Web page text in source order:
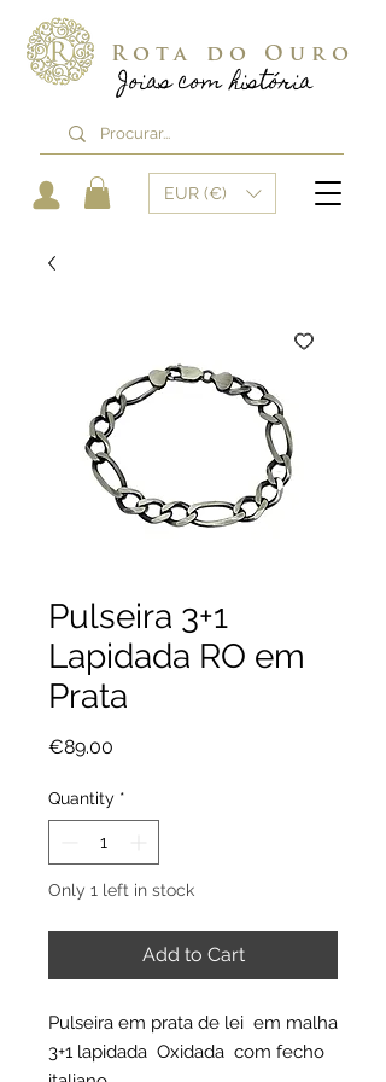
Joias com história
Rota do Ouro
EUR (€)
Pulseira 3+1
Lapidada RO em
Prata
€89.00
Quantity *
Only 1 left in stock
Add to Cart
Pulseira em prata de lei em malha
3+1 lapidada Oxidada com fecho